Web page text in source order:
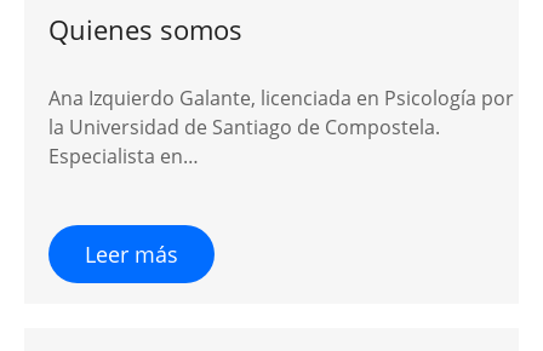
Quienes somos
Ana Izquierdo Galante, licenciada en Psicología por
la Universidad de Santiago de Compostela.
Especialista en…
Leer más